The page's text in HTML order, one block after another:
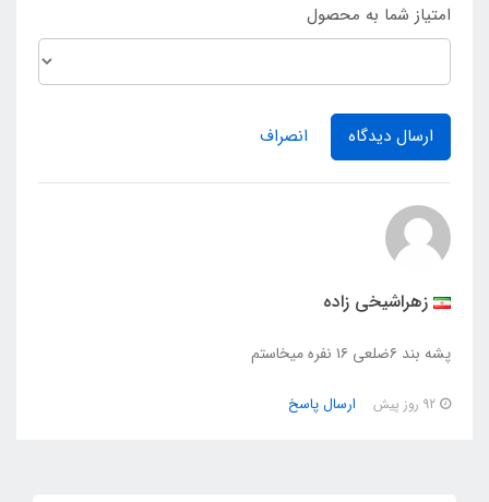
امتیاز شما به محصول
ارسال دیدگاه انصراف
زهراشیخی زاده
پشه بند ۶ضلعی ۱۶ نفره میخاستم
ارسال پاسخ